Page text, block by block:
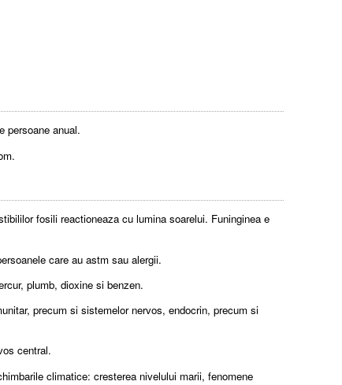
persoane anual.
fosili reactioneaza cu lumina soarelui. Funinginea e
care au astm sau alergii.
plumb, dioxine si benzen.
precum si sistemelor nervos, endocrin, precum si
central.
climatice: cresterea nivelului marii, fenomene